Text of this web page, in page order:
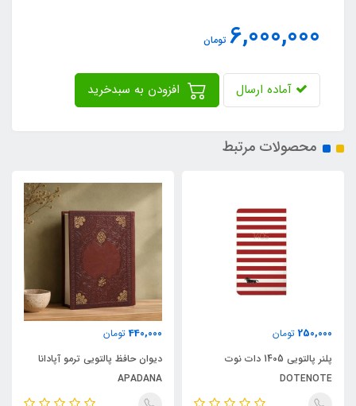
6,000,000 تومان
آماده ارسال
محصولات مرتبط
250,000 تومان
پلنر پالتویی 1405 دات نوت
DOTENOTE
440,000 تومان
دیوان حافظ پالتویی ترمو آپادانا
APADANA